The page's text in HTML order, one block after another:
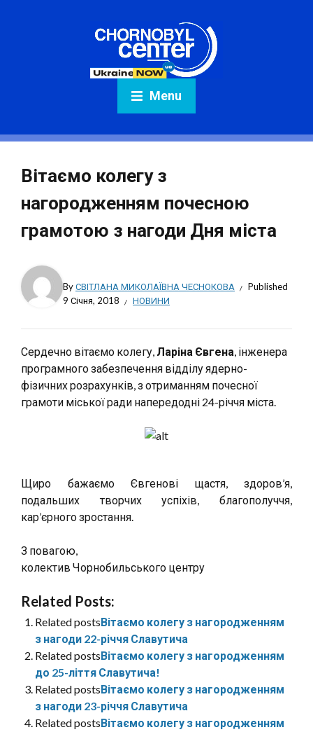
Menu
Вітаємо колегу з
нагородженням почесною
грамотою з нагоди Дня міста
ByСВІТЛАНА МИКОЛАЇВНА ЧЕСНОКОВА
Published
9 Січня, 2018
НОВИНИ
Сердечно вітаємо колегу, Ларіна Євгена, інженера
програмного забезпечення відділу ядерно-
фізичних розрахунків, з отриманням почесної
грамоти міської ради напередодні 24-річчя міста.
Щиро бажаємо Євгенові щастя, здоров’я,
подальших творчих успіхів, благополуччя,
кар’єрного зростання.
З повагою,
колектив Чорнобильського центру
Related Posts:
Related postsВітаємо колегу з нагородженням
з нагоди 22-річчя Славутича
Related postsВітаємо колегу з нагородженням
до 25-ліття Славутича!
Related postsВітаємо колегу з нагородженням
з нагоди 23-річчя Славутича
Related postsВітаємо колегу з нагородженням